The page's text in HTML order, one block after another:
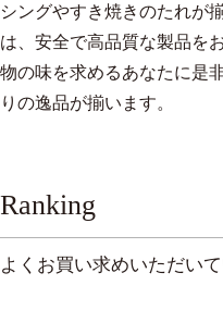
シングやすき焼きのたれが
は、安全で高品質な製品を
物の味を求めるあなたに是
りの逸品が揃います。
Ranking
よくお買い求めいただい